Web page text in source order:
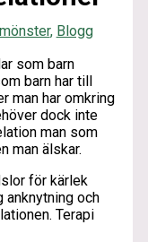
, Blogg
som barn
barn har till
man har omkring
dock inte
man som
man älskar.
för kärlek
anknytning och
Terapi